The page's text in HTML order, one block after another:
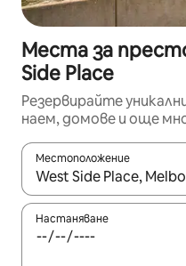
Места за
Side Place
Резервирайте
наем, домове и още
Местоположение
Когато резултатите
Настаняване